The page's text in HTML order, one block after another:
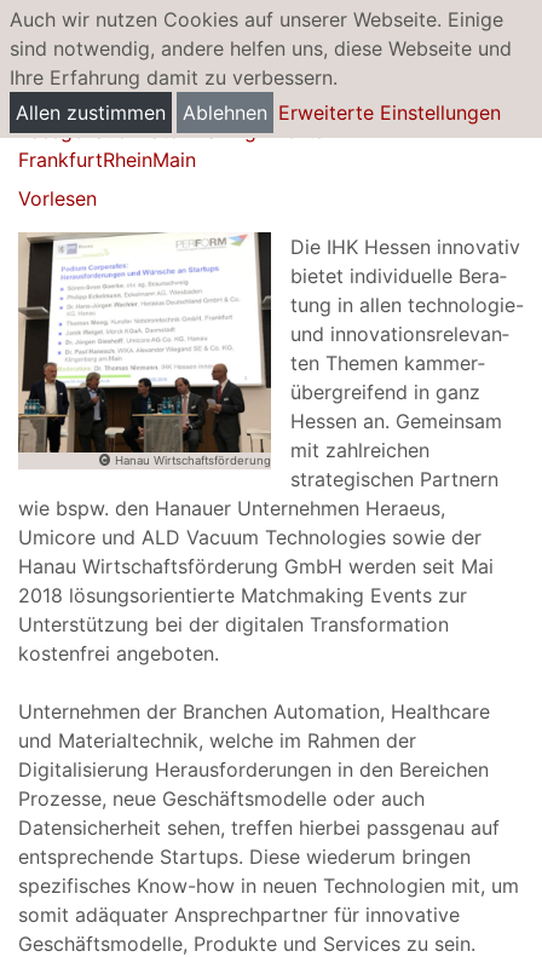
Auch wir nutzen Cookies auf unserer Webseite. Einige
sind notwendig, andere helfen uns, diese Webseite und
Ihre Erfahrung damit zu verbessern.
Allen zustimmen
Ablehnen Erweiterte Einstellungen
Startups meet Corporates
Passgenaue Matchmaking Events in
FrankfurtRheinMain
Vorlesen
Hanau Wirtschaftsförderung
Die IHK Hes­sen inno­va­tiv
bie­tet indi­vi­du­elle Bera­
tung in allen technologie-
und inno­va­ti­ons­re­le­van­
ten The­men kam­mer­
über­grei­fend in ganz
Hes­sen an. Gemeinsam
mit zahlreichen
strategischen Partnern
wie bspw. den Hanauer Unternehmen Heraeus,
Umicore und ALD Vacuum Technologies sowie der
Hanau Wirtschaftsförderung GmbH werden seit Mai
2018 lösungsorientierte Matchmaking Events zur
Unterstützung bei der digitalen Transformation
kostenfrei angeboten.
Unternehmen der Branchen Automation, Healthcare
und Materialtechnik, welche im Rahmen der
Digitalisierung Herausforderungen in den Bereichen
Prozesse, neue Geschäftsmodelle oder auch
Datensicherheit sehen, treffen hierbei passgenau auf
entsprechende Startups. Diese wiederum bringen
spezifisches Know-how in neuen Technologien mit, um
somit adäquater Ansprechpartner für innovative
Geschäftsmodelle, Produkte und Services zu sein.